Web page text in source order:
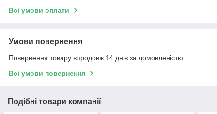
Всі умови оплати
Умови повернення
Повернення товару впродовж 14 днів за домовленістю
Всі умови повернення
Подібні товари компанії